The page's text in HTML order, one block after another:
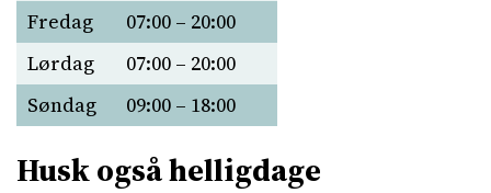
Fredag
07:00 – 20:00
Lørdag
07:00 – 20:00
Søndag
09:00 – 18:00
Husk også helligdage